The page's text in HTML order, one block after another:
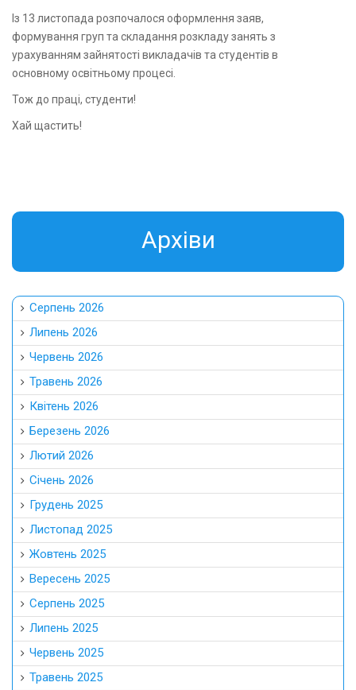
Із 13 листопада розпочалося оформлення заяв,
формування груп та складання розкладу занять з
урахуванням зайнятості викладачів та студентів в
основному освітньому процесі.
Тож до праці, студенти!
Хай щастить!
Aрхіви
Серпень 2026
Липень 2026
Червень 2026
Травень 2026
Квітень 2026
Березень 2026
Лютий 2026
Січень 2026
Грудень 2025
Листопад 2025
Жовтень 2025
Вересень 2025
Серпень 2025
Липень 2025
Червень 2025
Травень 2025